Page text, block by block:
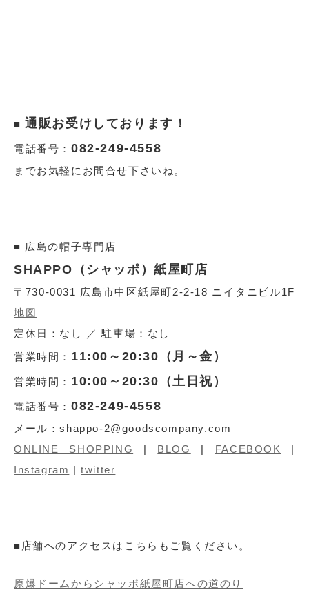
■通販お受けしております！
電話番号： 082-249-4558
までお気軽にお問合せ下さいね。
■ 広島の帽子専門店
SHAPPO（シャッポ）紙屋町店
〒730-0031 広島市中区紙屋町2-2-18 ニイタニビル1F
地図
定休日：なし ／ 駐車場：なし
営業時間： 11:00～20:30（月～金）
営業時間： 10:00～20:30（土日祝）
電話番号： 082-249-4558
メール：shappo-2@goodscompany.com
ONLINE SHOPPING
| BLOG | FACEBOOK
|
Instagram |twitter
■店舗へのアクセスはこちらもご覧ください。
原爆ドームからシャッポ紙屋町店への道のり